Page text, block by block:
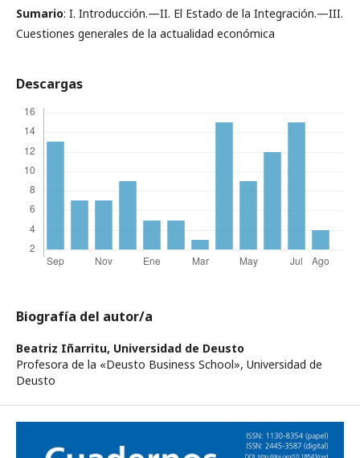
Sumario: I. Introducción.—II. El Estado de la Integración.—III.
Cuestiones generales de la actualidad económica
Descargas
Biografía del autor/a
Beatriz Iñarritu, Universidad de Deusto
Profesora de la «Deusto Business School», Universidad de
Deusto